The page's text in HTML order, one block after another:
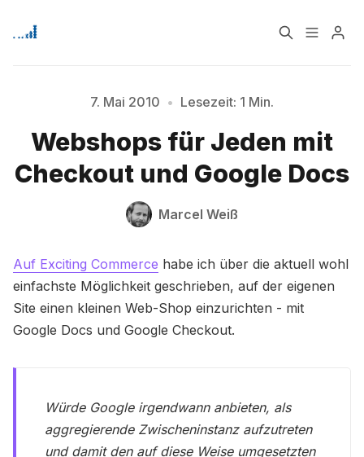
Über
Signup
7. Mai 2010 • Lesezeit: 1 Min.
Webshops für Jeden mit
Checkout und Google Docs
Marcel Weiß
Auf Exciting Commerce habe ich über die aktuell wohl
einfachste Möglichkeit geschrieben, auf der eigenen
Site einen kleinen Web-Shop einzurichten - mit
Google Docs und Google Checkout.
Würde Google irgendwann anbieten, als
aggregierende Zwischeninstanz aufzutreten
und damit den auf diese Weise umgesetzten